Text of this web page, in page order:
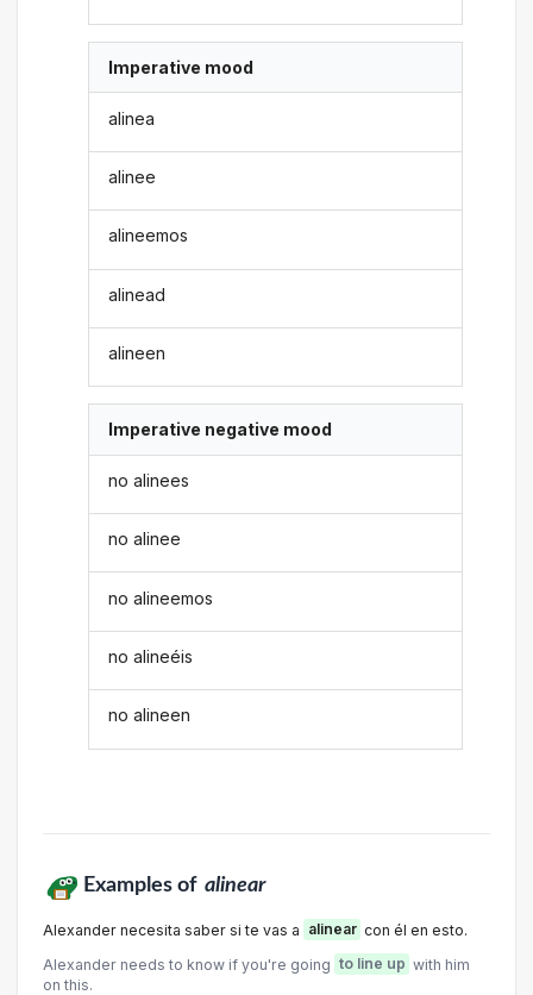
Imperative mood
alinea
alinee
alineemos
alinead
alineen
Imperative negative mood
no alinees
no alinee
no alineemos
no alineéis
no alineen
Examples of alinear
Alexander necesita saber si te vas a alinear con él en esto.
Alexander needs to know if you're going to line up with him
on this.